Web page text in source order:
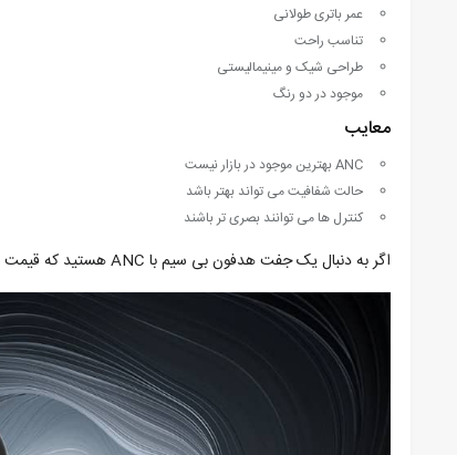
عمر باتری طولانی
تناسب راحت
طراحی شیک و مینیمالیستی
موجود در دو رنگ
معایب
ANC بهترین موجود در بازار نیست
حالت شفافیت می تواند بهتر باشد
کنترل ها می توانند بصری تر باشند
اگر به دنبال یک جفت هدفون بی سیم با ANC هستید که قیمت مناسبی را ارائه می دهد، 1MORE Aero گزینه خوبی برای بررسی است.